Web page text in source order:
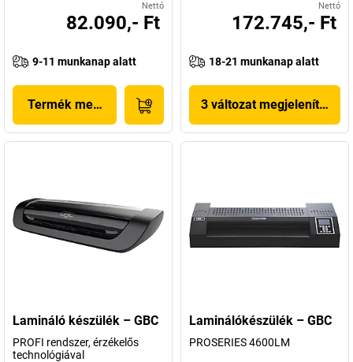
Nettó
82.090,- Ft
9-11 munkanap alatt
Termék megjelenítése
Nettó
172.745,- Ft
18-21 munkanap alatt
3 változat megjelenítése
Lamináló készülék – GBC
PROFI rendszer, érzékelős
technológiával
Laminálókészülék – GBC
PROSERIES 4600LM